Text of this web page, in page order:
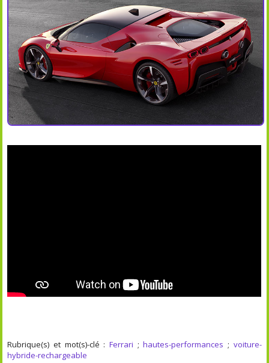
Rubrique(s) et mot(s)-clé : Ferrari ;hautes-performances ; voiture-
hybride-rechargeable